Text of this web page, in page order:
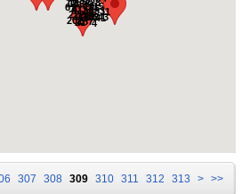
254
438
471
67113065
98
459
15
33
7928
222178
11
20218741
102
136
21
12
4
3
2
307 308 309 310 311 312 313 > >>